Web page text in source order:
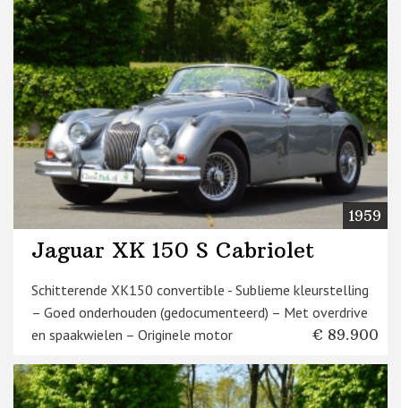
1959
Jaguar XK 150 S Cabriolet
Schitterende XK150 convertible - Sublieme kleurstelling
– Goed onderhouden (gedocumenteerd) – Met overdrive
en spaakwielen – Originele motor
€ 89.900